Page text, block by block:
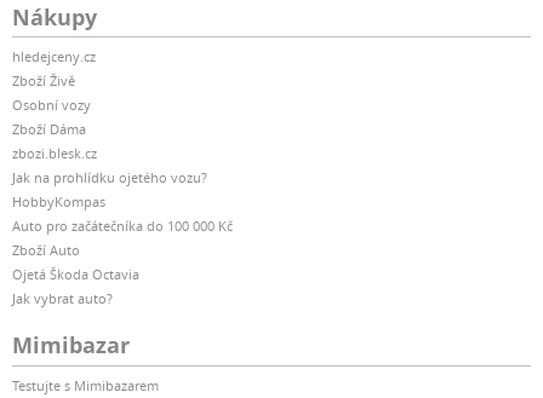
Nákupy
hledejceny.cz
Zboží Živě
Osobní vozy
Zboží Dáma
zbozi.blesk.cz
Jak na prohlídku ojetého vozu?
HobbyKompas
Auto pro začátečníka do 100 000 Kč
Zboží Auto
Ojetá Škoda Octavia
Jak vybrat auto?
Mimibazar
Testujte s Mimibazarem